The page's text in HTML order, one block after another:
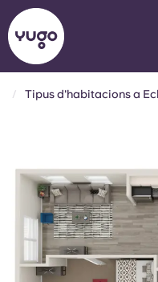
Ubicacions
Més
English
Chinese
Català
Tipus d'habitacions a